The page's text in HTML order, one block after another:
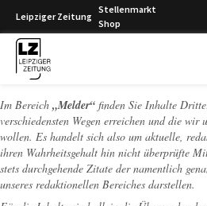
Leipziger Zeitung
Stellenmarkt
Shop
Im Bereich „Melder“ finden Sie Inhalte
verschiedensten Wegen erreichen und die wir
wollen. Es handelt sich also um aktuelle,
ihren Wahrheitsgehalt hin nicht überprüfte
stets durchgehende Zitate der namentlich
unseres redaktionellen Bereiches darstellen.